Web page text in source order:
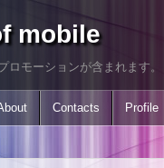
mobile
ロモーションが含まれます。
Contacts Profile